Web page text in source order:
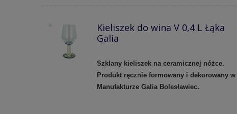
Kieliszek do wina V 0,4 L Łąka
Galia
Szklany kieliszek na ceramicznej nóżce.
Produkt ręcznie formowany i dekorowany w
Manufakturze Galia Bolesławiec.